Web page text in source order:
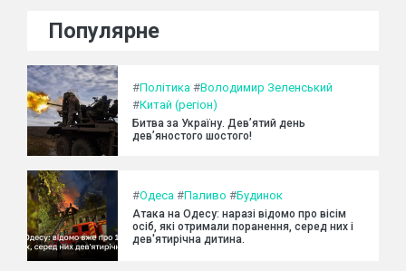
Популярне
#Політика #Володимир Зеленський
#Китай (регіон)
Битва за Україну. Дев’ятий день
дев’яностого шостого!
#Одеса #Паливо #Будинок
Атака на Одесу: наразі відомо про вісім
осіб, які отримали поранення, серед них і
дев'ятирічна дитина.